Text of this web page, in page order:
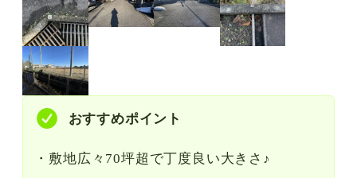
おすすめポイント
・敷地広々70坪超で丁度良い大きさ♪